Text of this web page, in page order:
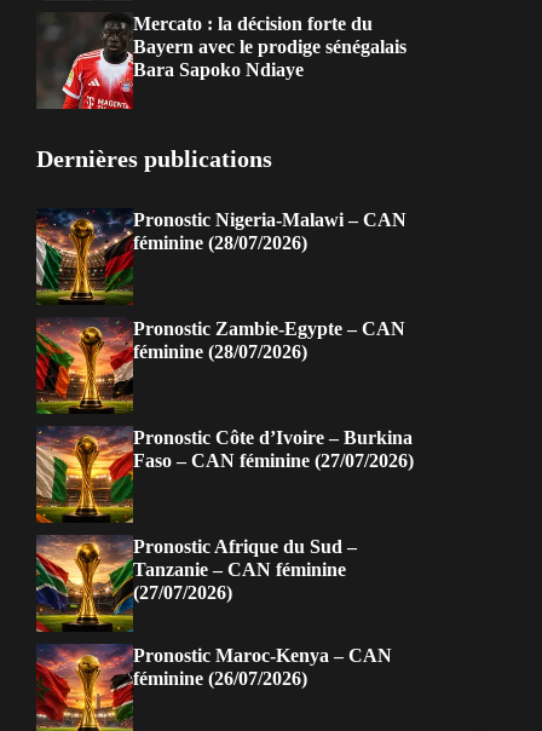
Mercato : la décision forte du
Bayern avec le prodige sénégalais
Bara Sapoko Ndiaye
Dernières publications
Pronostic Nigeria-Malawi – CAN
féminine (28/07/2026)
Pronostic Zambie-Egypte – CAN
féminine (28/07/2026)
Pronostic Côte d’Ivoire – Burkina
Faso – CAN féminine (27/07/2026)
Pronostic Afrique du Sud –
Tanzanie – CAN féminine
(27/07/2026)
Pronostic Maroc-Kenya – CAN
féminine (26/07/2026)